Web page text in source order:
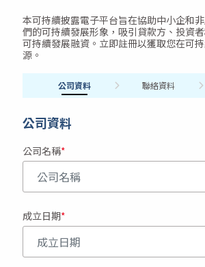
本可持續披露電子平台旨在協助中小企和
們的可持續發展形象，吸引貸款方、投資
可持續發展融資。立即註冊以獲取您在可
源。
當前：
公司資料 未完成：
聯絡資料
公司資料
公司名稱
成立日期